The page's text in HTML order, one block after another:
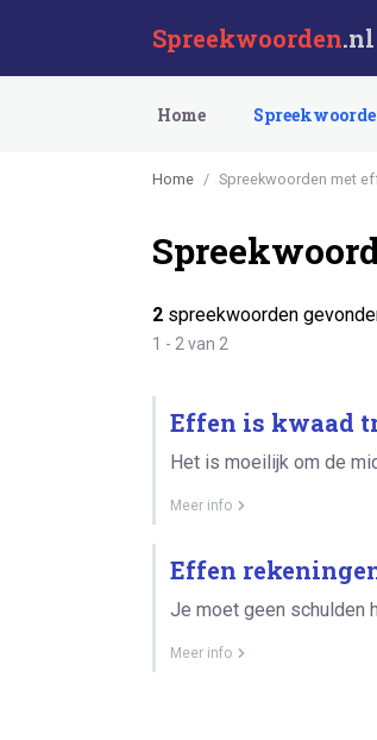
Spreekwoorden.nl
Home
Home Spreekwoorden met
2 spreekwoorden
1 - 2 van 2
Effen is kwaad
Het is moeilijk om de
Meer info
Effen
Je moet geen schulden
Meer info